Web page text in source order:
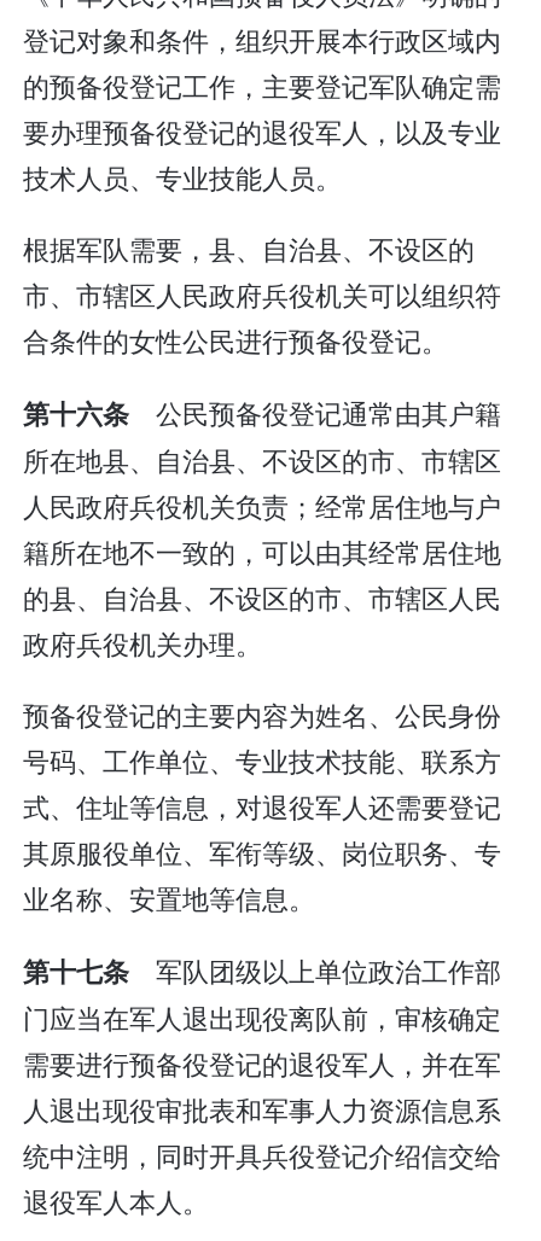
登记对象和条件，组织开展本行政区域内
的预备役登记工作，主要登记军队确定需
要办理预备役登记的退役军人，以及专业
技术人员、专业技能人员。
根据军队需要，县、自治县、不设区的
市、市辖区人民政府兵役机关可以组织符
合条件的女性公民进行预备役登记。
第十六条公民预备役登记通常由其户籍
所在地县、自治县、不设区的市、市辖区
人民政府兵役机关负责；经常居住地与户
籍所在地不一致的，可以由其经常居住地
的县、自治县、不设区的市、市辖区人民
政府兵役机关办理。
预备役登记的主要内容为姓名、公民身份
号码、工作单位、专业技术技能、联系方
式、住址等信息，对退役军人还需要登记
其原服役单位、军衔等级、岗位职务、专
业名称、安置地等信息。
第十七条军队团级以上单位政治工作部
门应当在军人退出现役离队前，审核确定
需要进行预备役登记的退役军人，并在军
人退出现役审批表和军事人力资源信息系
统中注明，同时开具兵役登记介绍信交给
退役军人本人。